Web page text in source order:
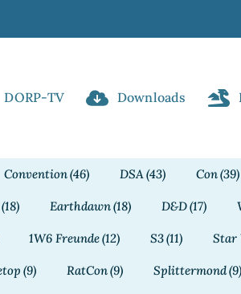
DORP-TV Downloads
Convention(46) DSA(43) Con(39)
(18) Earthdawn(18) D&D(17)
1W6 Freunde(12) S3(11) Star
(9) RatCon(9) Splittermond(9)